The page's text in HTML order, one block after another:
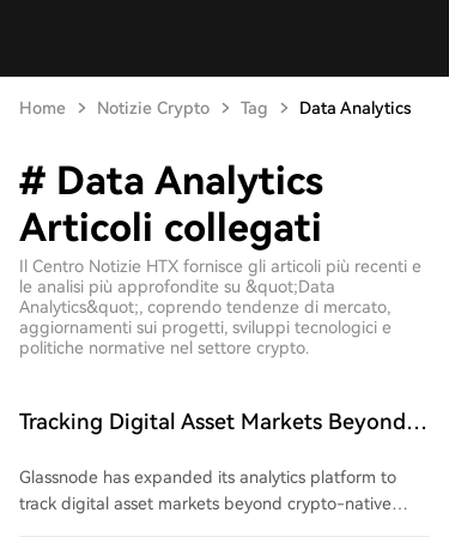
Home Notizie Crypto Tag Data Analytics
# Data Analytics
Articoli collegati
Il Centro Notizie HTX fornisce gli articoli più recenti e
le analisi più approfondite su &quot;Data
Analytics&quot;, coprendo tendenze di mercato,
aggiornamenti sui progetti, sviluppi tecnologici e
politiche normative nel settore crypto.
Tracking Digital Asset Markets Beyond
Glassnode has expanded its analytics platform to
track digital asset markets beyond crypto-native